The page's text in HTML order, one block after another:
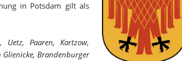
in Potsdam gilt als
Uetz, Paaren, Kartzow,
Glienicke, Brandenburger